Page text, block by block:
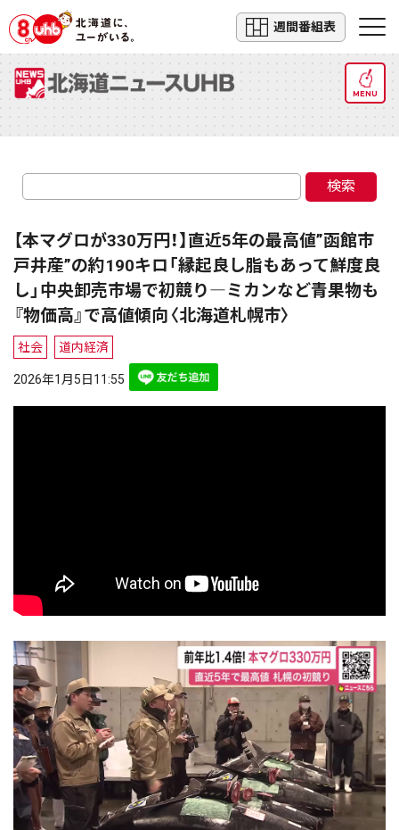
週間番組表
MENU
検索
【本マグロが330万円！】直近5年の最高値”函館市
戸井産”の約190キロ「縁起良し脂もあって鮮度良
し」中央卸売市場で初競り―ミカンなど青果物も
『物価高』で高値傾向〈北海道札幌市〉
社会 道内経済
2026年1月5日11:55